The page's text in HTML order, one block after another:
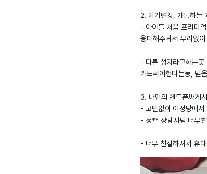
2. 기기변경, 개통하는
- 아이들 처음 프리미
응대해주셔서 무리없
- 다른 성지라고하는곳
카드써야한다는둥, 믿
3. 나만의 핸드폰싸게
- 고민없이 아정당에서
- 정** 상담사님 너무
- 너무 친절하셔서 휴